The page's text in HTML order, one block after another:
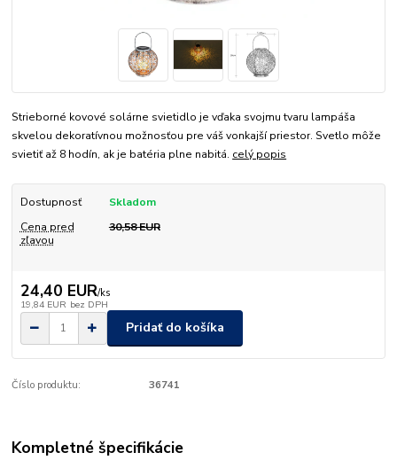
Strieborné kovové solárne svietidlo je vďaka svojmu tvaru lampáša
skvelou dekoratívnou možnosťou pre váš vonkajší priestor. Svetlo môže
svietiť až 8 hodín, ak je batéria plne nabitá. celý popis
Dostupnosť
Skladom
Cena pred
zľavou
30,58 EUR
24,40 EUR/ks
19,84 EUR bez DPH
Pridať do košíka
Číslo produktu: 36741
Kompletné špecifikácie